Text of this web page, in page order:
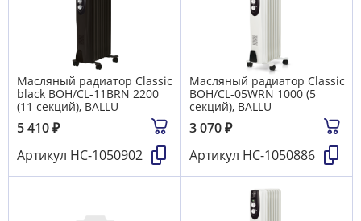
Масляный радиатор Classic
black BOH/CL-11BRN 2200
(11 секций), BALLU
5 410₽
Артикул НС-1050902
Масляный радиатор Classic
BOH/CL-05WRN 1000 (5
секций), BALLU
3 070₽
Артикул НС-1050886